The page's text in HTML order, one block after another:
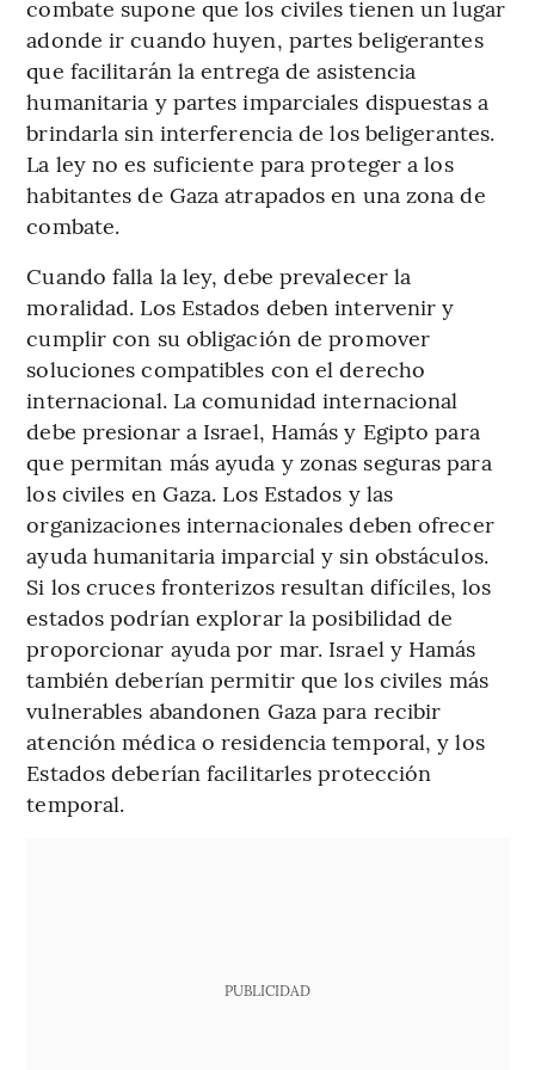
combate supone que los civiles tienen un lugar
adonde ir cuando huyen, partes beligerantes
que facilitarán la entrega de asistencia
humanitaria y partes imparciales dispuestas a
brindarla sin interferencia de los beligerantes.
La ley no es suficiente para proteger a los
habitantes de Gaza atrapados en una zona de
combate.
Cuando falla la ley, debe prevalecer la
moralidad. Los Estados deben intervenir y
cumplir con su obligación de promover
soluciones compatibles con el derecho
internacional. La comunidad internacional
debe presionar a Israel, Hamás y Egipto para
que permitan más ayuda y zonas seguras para
los civiles en Gaza. Los Estados y las
organizaciones internacionales deben ofrecer
ayuda humanitaria imparcial y sin obstáculos.
Si los cruces fronterizos resultan difíciles, los
estados podrían explorar la posibilidad de
proporcionar ayuda por mar. Israel y Hamás
también deberían permitir que los civiles más
vulnerables abandonen Gaza para recibir
atención médica o residencia temporal, y los
Estados deberían facilitarles protección
temporal.
PUBLICIDAD